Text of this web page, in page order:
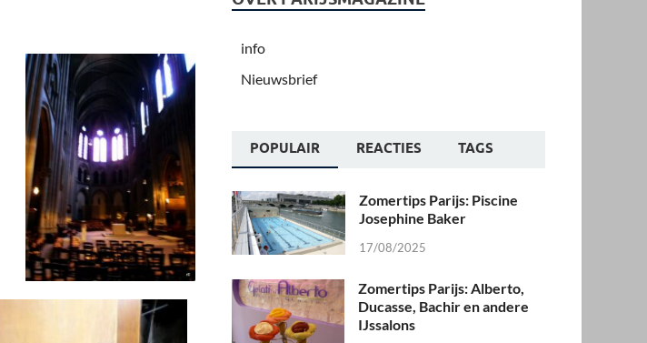
info
Nieuwsbrief
POPULAIR REACTIES TAGS
Zomertips Parijs: Piscine
Josephine Baker
17/08/2025
Zomertips Parijs: Alberto,
Ducasse, Bachir en andere
IJssalons